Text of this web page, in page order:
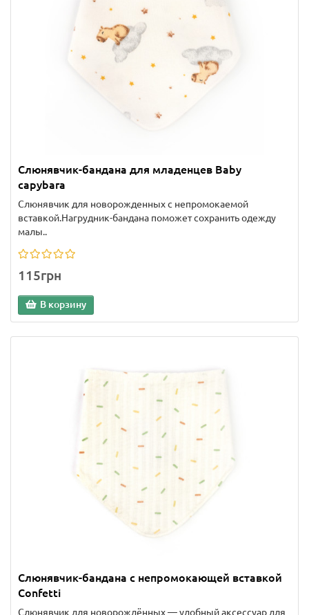
Слюнявчик-бандана для младенцев Baby
capybara
Слюнявчик для новорожденных с непромокаемой
вставкой.Нагрудник-бандана поможет сохранить одежду
малы..
115грн
В корзину
Слюнявчик-бандана с непромокающей вставкой
Confetti
Слюнявчик для новорождённых — удобный аксессуар для